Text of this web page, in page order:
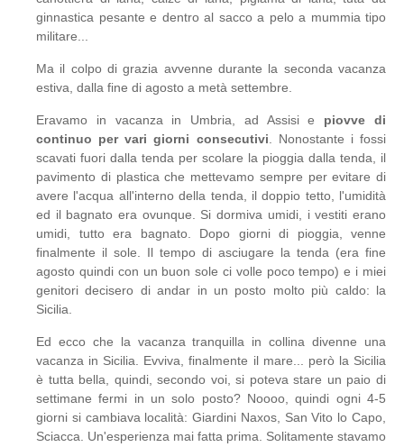
ginnastica pesante e dentro al sacco a pelo a mummia tipo
militare...
Ma il colpo di grazia avvenne durante la seconda vacanza
estiva, dalla fine di agosto a metà settembre.
Eravamo in vacanza in Umbria, ad Assisi e piovve di
continuo per vari giorni consecutivi . Nonostante i fossi
scavati fuori dalla tenda per scolare la pioggia dalla tenda, il
pavimento di plastica che mettevamo sempre per evitare di
avere l'acqua all'interno della tenda, il doppio tetto, l'umidità
ed il bagnato era ovunque. Si dormiva umidi, i vestiti erano
umidi, tutto era bagnato. Dopo giorni di pioggia, venne
finalmente il sole. Il tempo di asciugare la tenda (era fine
agosto quindi con un buon sole ci volle poco tempo) e i miei
genitori decisero di andar in un posto molto più caldo: la
Sicilia.
Ed ecco che la vacanza tranquilla in collina divenne una
vacanza in Sicilia. Evviva, finalmente il mare... però la Sicilia
è tutta bella, quindi, secondo voi, si poteva stare un paio di
settimane fermi in un solo posto? Noooo, quindi ogni 4-5
giorni si cambiava località: Giardini Naxos, San Vito lo Capo,
Sciacca. Un'esperienza mai fatta prima. Solitamente stavamo